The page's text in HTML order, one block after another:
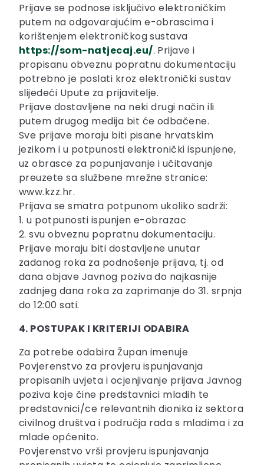
Prijave se podnose isključivo elektroničkim
putem na odgovarajućim e-obrascima i
korištenjem elektroničkog sustava
https://som-natjecaj.eu/. Prijave i
propisanu obveznu popratnu dokumentaciju
potrebno je poslati kroz elektronički sustav
slijedeći Upute za prijavitelje.
Prijave dostavljene na neki drugi način ili
putem drugog medija bit će odbačene.
Sve prijave moraju biti pisane hrvatskim
jezikom i u potpunosti elektronički ispunjene,
uz obrasce za popunjavanje i učitavanje
preuzete sa službene mrežne stranice:
www.kzz.hr.
Prijava se smatra potpunom ukoliko sadrži:
1. u potpunosti ispunjen e-obrazac
2. svu obveznu popratnu dokumentaciju.
Prijave moraju biti dostavljene unutar
zadanog roka za podnošenje prijava, tj. od
dana objave Javnog poziva do najkasnije
zadnjeg dana roka za zaprimanje do 31. srpnja
do 12:00 sati.
4. POSTUPAK I KRITERIJI ODABIRA
Za potrebe odabira Župan imenuje
Povjerenstvo za provjeru ispunjavanja
propisanih uvjeta i ocjenjivanje prijava Javnog
poziva koje čine predstavnici mladih te
predstavnici/ce relevantnih dionika iz sektora
civilnog društva i područja rada s mladima i za
mlade općenito.
Povjerenstvo vrši provjeru ispunjavanja